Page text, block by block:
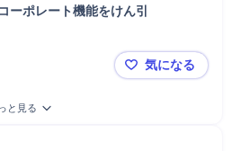
ーポレート機能をけん引
【コーポレ
気になる
と見る